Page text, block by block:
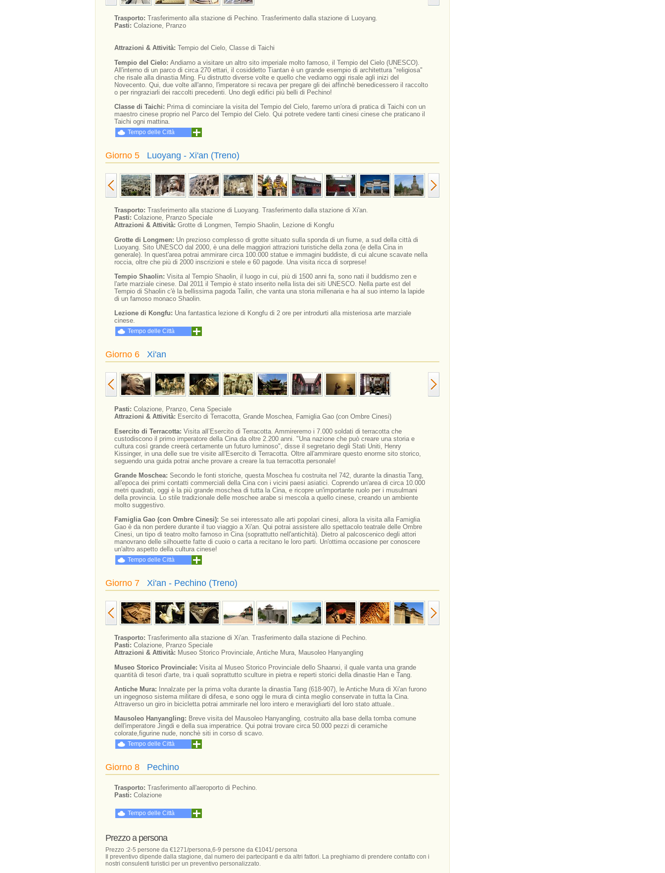
Trasporto: Trasferimento alla stazione di Pechino. Trasferimento dalla stazione di Luoyang.
Pasti: Colazione, Pranzo
Attrazioni & Attività: Tempio del Cielo, Classe di Taichi
Tempio del Cielo: Andiamo a visitare un altro sito imperiale molto famoso, il Tempio del Cielo (UNESCO).
All'interno di un parco di circa 270 ettari, il cosiddetto Tiantan è un grande esempio di architettura "religiosa"
che risale alla dinastia Ming. Fu distrutto diverse volte e quello che vediamo oggi risale agli inizi del
Novecento. Qui, due volte all'anno, l'imperatore si recava per pregare gli dei affinchè benedicessero il raccolto
o per ringraziarli dei raccolti precedenti. Uno degli edifici più belli di Pechino!
Classe di Taichi: Prima di cominciare la visita del Tempio del Cielo, faremo un'ora di pratica di Taichi con un
maestro cinese proprio nel Parco del Tempio del Cielo. Qui potrete vedere tanti cinesi cinese che praticano il
Taichi ogni mattina.
Tempo delle Città
Giorno 5 Luoyang - Xi'an (Treno)
Trasporto: Trasferimento alla stazione di Luoyang. Trasferimento dalla stazione di Xi'an.
Pasti: Colazione, Pranzo Speciale
Attrazioni & Attività: Grotte di Longmen, Tempio Shaolin, Lezione di Kongfu
Grotte di Longmen: Un prezioso complesso di grotte situato sulla sponda di un fiume, a sud della città di
Luoyang. Sito UNESCO dal 2000, è una delle maggiori attrazioni turistiche della zona (e della Cina in
generale). In quest'area potrai ammirare circa 100.000 statue e immagini buddiste, di cui alcune scavate nella
roccia, oltre che più di 2000 inscrizioni e stele e 60 pagode. Una visita ricca di sorprese!
Tempio Shaolin: Visita al Tempio Shaolin, il luogo in cui, più di 1500 anni fa, sono nati il buddismo zen e
l'arte marziale cinese. Dal 2011 il Tempio è stato inserito nella lista dei siti UNESCO. Nella parte est del
Tempio di Shaolin c'è la bellissima pagoda Tailin, che vanta una storia millenaria e ha al suo interno la lapide
di un famoso monaco Shaolin.
Lezione di Kongfu: Una fantastica lezione di Kongfu di 2 ore per introdurti alla misteriosa arte marziale
cinese.
Tempo delle Città
Giorno 6 Xi'an
Pasti: Colazione, Pranzo, Cena Speciale
Attrazioni & Attività: Esercito di Terracotta, Grande Moschea, Famiglia Gao (con Ombre Cinesi)
Esercito di Terracotta: Visita all’Esercito di Terracotta. Ammireremo i 7.000 soldati di terracotta che
custodiscono il primo imperatore della Cina da oltre 2.200 anni. "Una nazione che può creare una storia e
cultura così grande creerà certamente un futuro luminoso", disse il segretario degli Stati Uniti, Henry
Kissinger, in una delle sue tre visite all'Esercito di Terracotta. Oltre all'ammirare questo enorme sito storico,
seguendo una guida potrai anche provare a creare la tua terracotta personale!
Grande Moschea: Secondo le fonti storiche, questa Moschea fu costruita nel 742, durante la dinastia Tang,
all'epoca dei primi contatti commerciali della Cina con i vicini paesi asiatici. Coprendo un'area di circa 10.000
metri quadrati, oggi è la più grande moschea di tutta la Cina, e ricopre un'importante ruolo per i musulmani
della provincia. Lo stile tradizionale delle moschee arabe si mescola a quello cinese, creando un ambiente
molto suggestivo.
Famiglia Gao (con Ombre Cinesi): Se sei interessato alle arti popolari cinesi, allora la visita alla Famiglia
Gao è da non perdere durante il tuo viaggio a Xi'an. Qui potrai assistere allo spettacolo teatrale delle Ombre
Cinesi, un tipo di teatro molto famoso in Cina (soprattutto nell'antichità). Dietro al palcoscenico degli attori
manovrano delle silhouette fatte di cuoio o carta a recitano le loro parti. Un'ottima occasione per conoscere
un'altro aspetto della cultura cinese!
Tempo delle Città
Giorno 7 Xi'an - Pechino (Treno)
Trasporto: Trasferimento alla stazione di Xi'an. Trasferimento dalla stazione di Pechino.
Pasti: Colazione, Pranzo Speciale
Attrazioni & Attività: Museo Storico Provinciale, Antiche Mura, Mausoleo Hanyangling
Museo Storico Provinciale: Visita al Museo Storico Provinciale dello Shaanxi, il quale vanta una grande
quantità di tesori d'arte, tra i quali soprattutto sculture in pietra e reperti storici della dinastie Han e Tang.
Antiche Mura:
Innalzate per la prima volta durante la dinastia Tang (618-907), le Antiche Mura di Xi'an furono
un ingegnoso sistema militare di difesa, e sono oggi le mura di cinta meglio conservate in tutta la Cina.
Attraverso un giro in bicicletta potrai ammirarle nel loro intero e meravigliarti del loro stato attuale..
Mausoleo Hanyangling: Breve visita del Mausoleo Hanyangling, costruito alla base della tomba comune
dell'imperatore Jingdi e della sua imperatrice. Qui potrai trovare circa 50.000 pezzi di ceramiche
colorate,figurine nude, nonchè siti in corso di scavo.
Tempo delle Città
Giorno 8 Pechino
Trasporto: Trasferimento all'aeroporto di Pechino.
Pasti: Colazione
Tempo delle Città
Prezzo a persona
Prezzo :2-5 persone da €1271/persona,6-9 persone da €1041/ persona
Il preventivo dipende dalla stagione, dal numero dei partecipanti e da altri fattori. La preghiamo di prendere contatto con i
nostri consulenti turistici per un preventivo personalizzato.